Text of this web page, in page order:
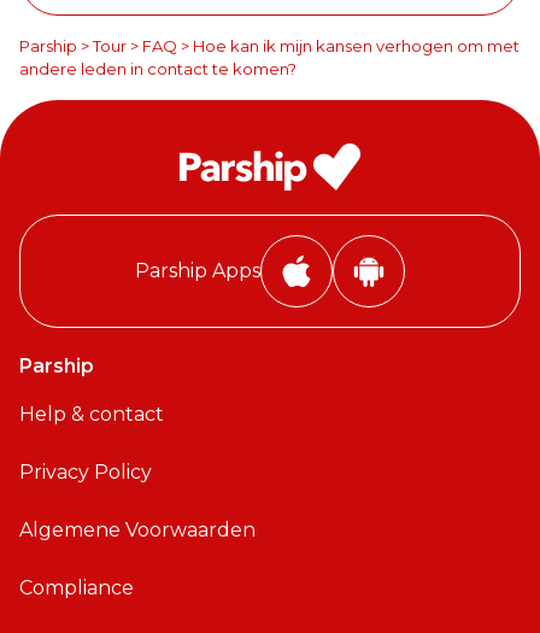
Parship >Tour > FAQ > Hoe kan ik mijn kansen verhogen om met
andere leden in contact te komen?
Parship Apps
i
P
A
n
Parship
Help & contact
Privacy Policy
Algemene Voorwaarden
Compliance